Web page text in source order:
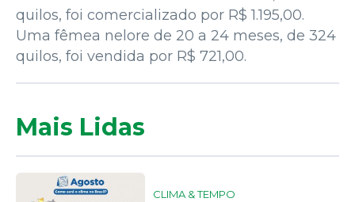
quilos, foi comercializado por R$ 1.195,00.
Uma fêmea nelore de 20 a 24 meses, de 324
quilos, foi vendida por R$ 721,00.
Mais Lidas
CLIMA & TEMPO